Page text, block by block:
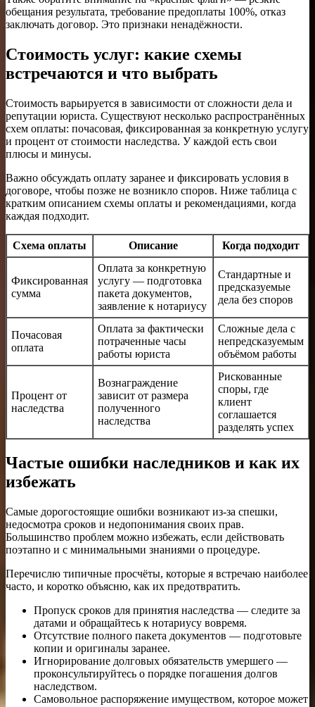
обещания результата, требование предоплаты 100%, отказ
заключать договор. Это признаки ненадёжности.
Стоимость услуг: какие схемы
встречаются и что выбрать
Стоимость варьируется в зависимости от сложности дела и
репутации юриста. Существуют несколько распространённых
схем оплаты: почасовая, фиксированная за конкретную услугу
и процент от стоимости наследства. У каждой есть свои
плюсы и минусы.
Важно обсуждать оплату заранее и фиксировать условия в
договоре, чтобы позже не возникло споров. Ниже таблица с
кратким описанием схемы оплаты и рекомендациями, когда
каждая подходит.
Схема оплаты Описание Когда подходит
Фиксированная
сумма
Оплата за конкретную
услугу — подготовка
пакета документов,
заявление к нотариусу
Стандартные и
предсказуемые
дела без споров
Почасовая
оплата
Оплата за фактически
потраченные часы
работы юриста
Сложные дела с
непредсказуемым
объёмом работы
Процент от
наследства
Вознаграждение
зависит от размера
полученного
наследства
Рискованные
споры, где
клиент
соглашается
разделять успех
Частые ошибки наследников и как их
избежать
Самые дорогостоящие ошибки возникают из-за спешки,
недосмотра сроков и недопонимания своих прав.
Большинство проблем можно избежать, если действовать
поэтапно и с минимальными знаниями о процедуре.
Перечислю типичные просчёты, которые я встречаю наиболее
часто, и коротко объясню, как их предотвратить.
Пропуск сроков для принятия наследства — следите за
датами и обращайтесь к нотариусу вовремя.
Отсутствие полного пакета документов — подготовьте
копии и оригиналы заранее.
Игнорирование долговых обязательств умершего —
проконсультируйтесь о порядке погашения долгов
наследством.
Самовольное распоряжение имуществом, которое может